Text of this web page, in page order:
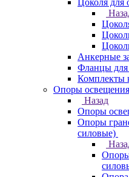
Цоколя для
Анкерные
Фланцы
Комплекты
Опоры освещения
Назад
Опоры
Опоры
силовые)